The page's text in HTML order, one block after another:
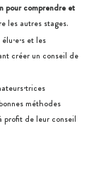
pour comprendre et
les autres stages.
et les
créer un conseil de
méthodes
profit de leur conseil